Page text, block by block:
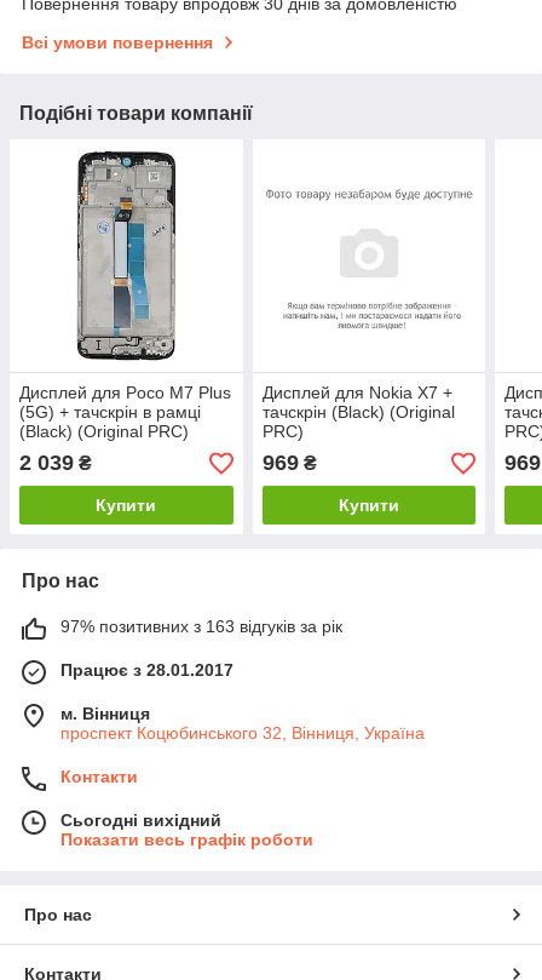
Всі умови повернення
Подібні товари компанії
Дисплей для Poco M7 Plus
(5G) + тачскрін в рамці
(Black) (Original PRC)
(Глобальна версія)
2 039 ₴
Купити
Дисплей для Nokia X7 +
тачскрін (Black) (Original
PRC)
969₴
Купити
969
Про нас
97% позитивних з 163 відгуків за рік
Працює з 28.01.2017
м. Вінниця
проспект Коцюбинського 32, Вінниця, Україна
Контакти
Сьогодні вихідний
Показати весь графік роботи
Про нас
Контакти